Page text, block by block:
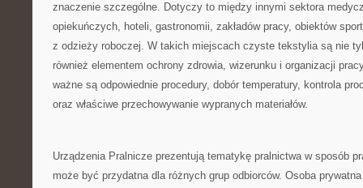
znaczenie szczególne. Dotyczy to między innymi sektora
opiekuńczych, hoteli, gastronomii, zakładów pracy, obiektów
z odzieży roboczej. W takich miejscach czyste tekstylia są nie
również elementem ochrony zdrowia, wizerunku i organizacji
ważne są odpowiednie procedury, dobór temperatury, kontrola
oraz właściwe przechowywanie wypranych materiałów.
Urządzenia Pralnicze prezentują tematykę pralnictwa w sposób
może być przydatna dla różnych grup odbiorców. Osoba